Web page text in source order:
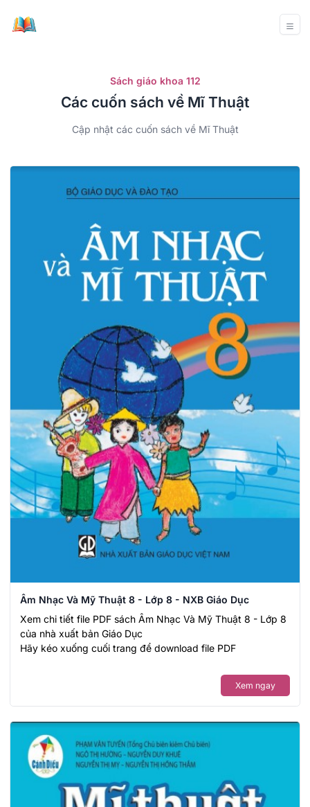
Sách giáo khoa 112
Các cuốn sách về Mĩ Thuật
Cập nhật các cuốn sách về Mĩ Thuật
Âm Nhạc Và Mỹ Thuật 8 - Lớp 8 - NXB Giáo Dục
Xem chi tiết file PDF sách Âm Nhạc Và Mỹ Thuật 8 - Lớp 8
của nhà xuất bản Giáo Dục
Hãy kéo xuống cuối trang để download file PDF
Xem ngay